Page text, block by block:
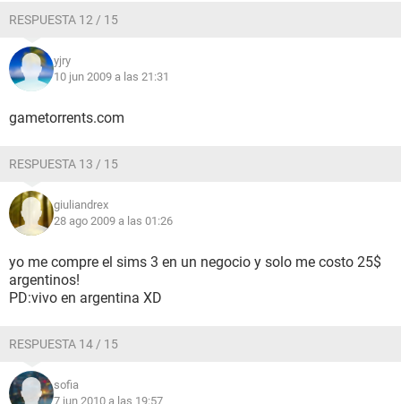
RESPUESTA 12 / 15
yjry
10 jun 2009 a las 21:31
gametorrents.com
RESPUESTA 13 / 15
giuliandrex
28 ago 2009 a las 01:26
yo me compre el sims 3 en un negocio y solo me costo 25$
argentinos!
PD:vivo en argentina XD
RESPUESTA 14 / 15
sofia
7 jun 2010 a las 19:57